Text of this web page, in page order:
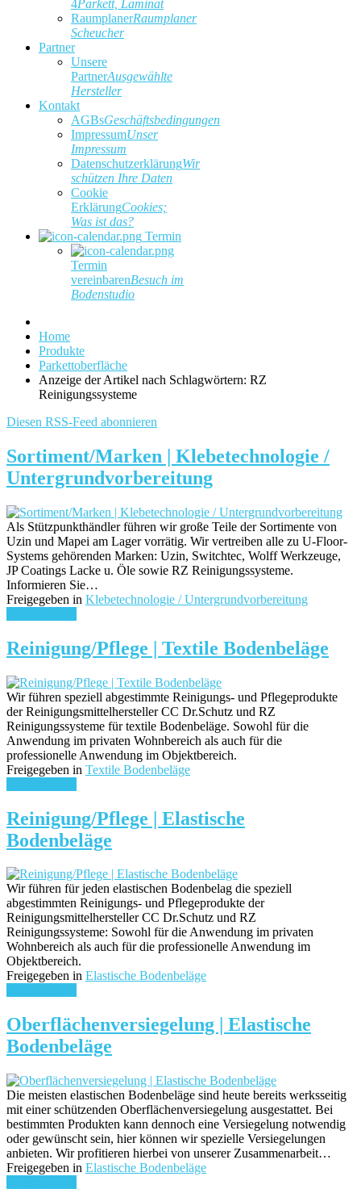
4Parkett, Laminat
RaumplanerRaumplaner
Scheucher
Partner
Unsere
PartnerAusgewählte
Hersteller
Kontakt
AGBsGeschäftsbedingungen
ImpressumUnser
Impressum
DatenschutzerklärungWir
schützen Ihre Daten
Cookie
ErklärungCookies;
Was ist das?
Termin
Termin
vereinbarenBesuch im
Bodenstudio
Home
Produkte
Parkettoberfläche
Anzeige der Artikel nach Schlagwörtern: RZ
Reinigungssysteme
Diesen RSS-Feed abonnieren
Sortiment/Marken | Klebetechnologie /
Untergrundvorbereitung
Als Stützpunkthändler führen wir große Teile der Sortimente von
Uzin und Mapei am Lager vorrätig. Wir vertreiben alle zu U-Floor-
Systems gehörenden Marken: Uzin, Switchtec, Wolff Werkzeuge,
JP Coatings Lacke u. Öle sowie RZ Reinigungssysteme.
Informieren Sie…
Freigegeben in Klebetechnologie / Untergrundvorbereitung
Reinigung/Pflege | Textile Bodenbeläge
Wir führen speziell abgestimmte Reinigungs- und Pflegeprodukte
der Reinigungsmittelhersteller CC Dr.Schutz und RZ
Reinigungssysteme für textile Bodenbeläge. Sowohl für die
Anwendung im privaten Wohnbereich als auch für die
professionelle Anwendung im Objektbereich.
Freigegeben in Textile Bodenbeläge
Reinigung/Pflege | Elastische
Bodenbeläge
Wir führen für jeden elastischen Bodenbelag die speziell
abgestimmten Reinigungs- und Pflegeprodukte der
Reinigungsmittelhersteller CC Dr.Schutz und RZ
Reinigungssysteme: Sowohl für die Anwendung im privaten
Wohnbereich als auch für die professionelle Anwendung im
Objektbereich.
Freigegeben in Elastische Bodenbeläge
Oberflächenversiegelung | Elastische
Bodenbeläge
Die meisten elastischen Bodenbeläge sind heute bereits werksseitig
mit einer schützenden Oberflächenversiegelung ausgestattet. Bei
bestimmten Produkten kann dennoch eine Versiegelung notwendig
oder gewünscht sein, hier können wir spezielle Versiegelungen
anbieten. Wir profitieren hierbei von unserer Zusammenarbeit…
Freigegeben in Elastische Bodenbeläge